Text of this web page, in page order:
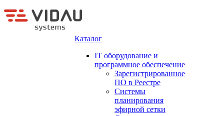
Каталог
IT оборудование и
программное обеспечение
Зарегистрированное
ПО в Реестре
Системы
планирования
эфирной сетки